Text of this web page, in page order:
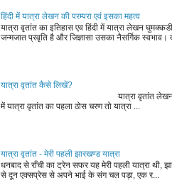
हिंदी में यात्रा लेखन की परम्परा एवं इसका महत्व
यात्रा वृतांत का इतिहास एव हिंदी में यात्रा लेखन
जन्मजात प्रवृति है और जिज्ञासा उसका नैसर्गिक स्वभाव।
यात्रा वृतांत कैसे लिखें?
यात्रा वृतांत लेखन के चरण
में यात्रा वृतांत का पहला ठोस चरण तो यात्रा ...
यात्रा वृतांत - मेरी पहली झारखण्ड यात्रा
धनबाद से राँची का ट्रेन सफर यह मेरी पहली यात्रा थी,
से दून एक्सप्रेस से अपने भाई के संग चल पड़ा, एक र...